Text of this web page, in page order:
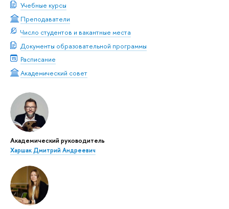
Учебные курсы
Преподаватели
Число студентов и вакантные места
Документы образовательной программы
Расписание
Академический совет
Академический руководитель
Харшак Дмитрий Андреевич